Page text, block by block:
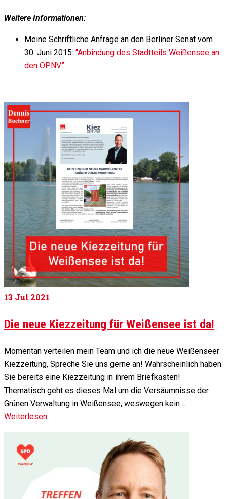
Weitere Informationen:
Meine Schriftliche Anfrage an den Berliner Senat vom
30. Juni 2015: “Anbindung des Stadtteils Weißensee an
den ÖPNV”
13 Jul 2021
Die neue Kiezzeitung für Weißensee ist da!
Momentan verteilen mein Team und ich die neue Weißenseer
Kiezzeitung, Spreche Sie uns gerne an! Wahrscheinlich haben
Sie bereits eine Kiezzeitung in ihrem Briefkasten!
Thematisch geht es dieses Mal um die Versäumnisse der
Grünen Verwaltung in Weißensee, weswegen kein …
Weiterlesen